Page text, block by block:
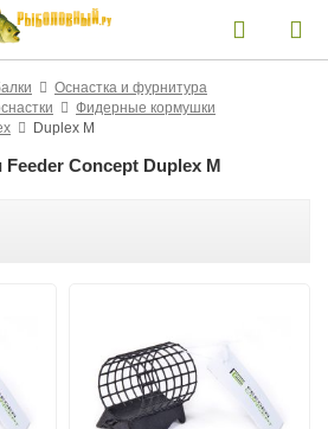
Оснастка и фурнитура
Фидерные кормушки
Duplex M
Concept Duplex M